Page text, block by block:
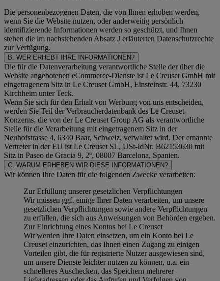
Die personenbezogenen Daten, die von Ihnen erhoben werden,
wenn Sie die Website nutzen, oder anderweitig persönlich
identifizierende Informationen werden so geschützt, und Ihnen
stehen die im nachstehenden Absatz J erläuterten Datenschutzrechte
zur Verfügung.
B. WER ERHEBT IHRE INFORMATIONEN?
Die für die Datenverarbeitung verantwortliche Stelle der über die
Website angebotenen eCommerce-Dienste ist Le Creuset GmbH mit
eingetragenem Sitz in Le Creuset GmbH, Einsteinstr. 44, 73230
Kirchheim unter Teck.
Wenn Sie sich für den Erhalt von Werbung von uns entscheiden,
werden Sie Teil der Verbraucherdatenbank des Le Creuset-
Konzerns, die von der Le Creuset Group AG als verantwortliche
Stelle für die Verarbeitung mit eingetragenem Sitz in der
Neuhofstrasse 4, 6340 Baar, Schweiz, verwaltet wird. Der ernannte
Vertreter in der EU ist Le Creuset SL, USt-IdNr. B62153630 mit
Sitz in Paseo de Gracia 9, 2º, 08007 Barcelona, Spanien.
C. WARUM ERHEBEN WIR DIESE INFORMATIONEN?
Wir können Ihre Daten für die folgenden Zwecke verarbeiten:
Zur Erfüllung unserer gesetzlichen Verpflichtungen
Wir müssen ggf. einige Ihrer Daten verarbeiten, um unsere
gesetzlichen Verpflichtungen sowie andere Verpflichtungen
zu erfüllen, die sich aus Anweisungen von Behörden ergeben.
Zur Einrichtung eines Kontos bei Le Creuset
Wir werden Ihre Daten einsetzen, um ein Konto bei Le
Creuset einzurichten, das Ihnen einen Zugang zu einigen
Vorteilen gibt, die für registrierte Nutzer ausgewiesen sind,
um unsere Dienste leichter nutzen zu können, u.a. ein
schnelleres Auschecken, das Speichern mehrerer